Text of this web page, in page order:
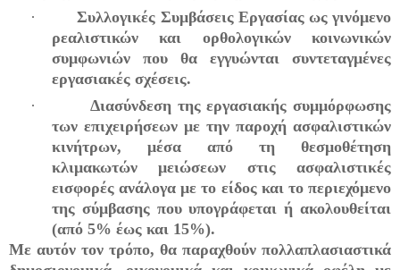
·
Συλλογικές Συμβάσεις Εργασίας ως γινόμενο
ρεαλιστικών και ορθολογικών κοινωνικών
συμφωνιών που θα εγγυώνται συντεταγμένες
εργασιακές σχέσεις.
·
Διασύνδεση της εργασιακής συμμόρφωσης
των επιχειρήσεων με την παροχή ασφαλιστικών
κινήτρων, μέσα από τη θεσμοθέτηση
κλιμακωτών μειώσεων στις ασφαλιστικές
εισφορές ανάλογα με το είδος και το περιεχόμενο
της σύμβασης που υπογράφεται ή ακολουθείται
(από 5% έως και 15%).
Με αυτόν τον τρόπο, θα παραχθούν πολλαπλασιαστικά